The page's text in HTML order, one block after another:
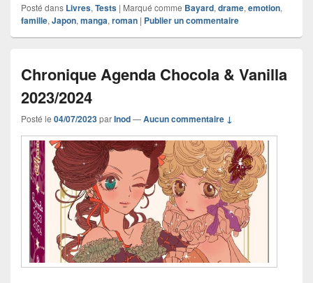
Posté dans Livres, Tests | Marqué comme Bayard, drame, emotion,
famille, Japon, manga, roman | Publier un commentaire
Chronique Agenda Chocola & Vanilla
2023/2024
Posté le 04/07/2023parInod—Aucun commentaire ↓